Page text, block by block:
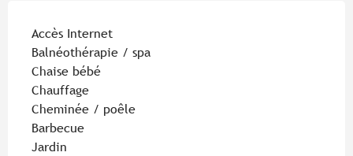
Accès Internet
Balnéothérapie / spa
Chaise bébé
Chauffage
Cheminée / poêle
Barbecue
Jardin